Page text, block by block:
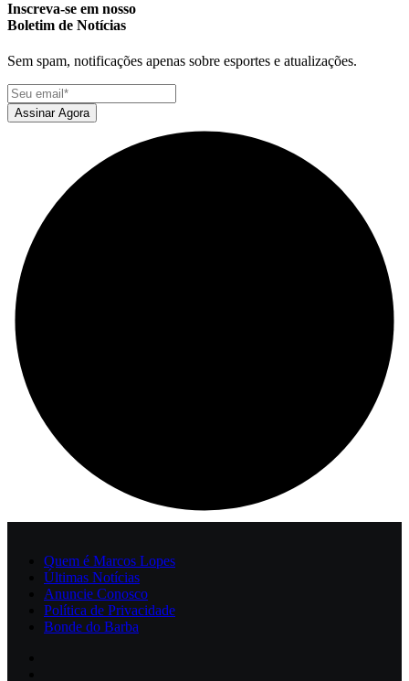
Inscreva-se em nosso
Boletim de Notícias
Sem spam, notificações apenas sobre esportes e atualizações.
Assinar Agora
Quem é Marcos Lopes
Últimas Notícias
Anuncie Conosco
Política de Privacidade
Bonde do Barba